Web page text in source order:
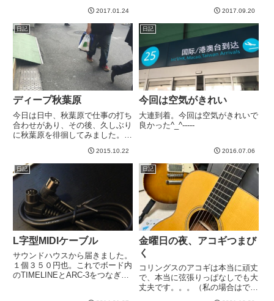
っごいゲインあげてる感じがして
気に入った。今時だとテラゲイン
なのかもしれませんが、響き的...
2017.01.24
し、オラにはレスポールが3本も
ある。もうレスポールはいらない
のが本音だ。でもこれは前から言
ってるのですが、ハムじゃなく
て...
2017.09.20
日記
ディープ秋葉原
今日は日中、秋葉原で仕事の打ち
合わせがあり、その後、久しぶり
に秋葉原を徘徊してみました。大
くPCを自作するメリットや理由
がけっこうあり、この界隈のPC
パーツ屋さんには良く行ったもの
です。そういうのもなかなかデ
ィ...
2015.10.22
日記
今回は空気がきれい
大連到着。今回は空気がきれいで
良かった^_^-----
2016.07.06
日記
L字型MIDIケーブル
サウンドハウスから届きました。
１個３５０円也。これでボード内
のTIMELINEとARC-3をつなぎま
日記
金曜日の夜、アコギつまび
く
コリングスのアコギは本当に頑丈
で、本当に弦張りっぱなしでも大
丈夫です。。。（私の場合はで